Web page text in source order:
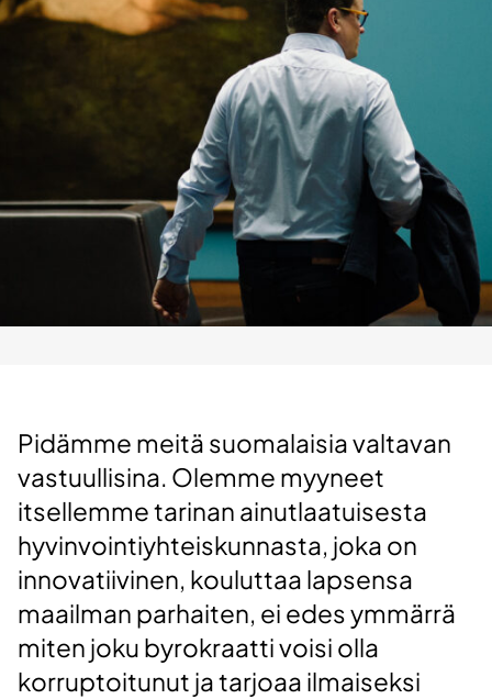
Pidämme meitä suomalaisia valtavan
vastuullisina. Olemme myyneet
itsellemme tarinan ainutlaatuisesta
hyvinvointiyhteiskunnasta, joka on
innovatiivinen, kouluttaa lapsensa
maailman parhaiten, ei edes ymmärrä
miten joku byrokraatti voisi olla
korruptoitunut ja tarjoaa ilmaiseksi